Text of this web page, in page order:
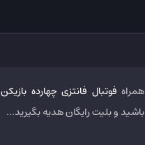
همراه فوتبال فانتزی چهارده بازیکن
باشید و بلیت رایگان هدیه بگیرید...